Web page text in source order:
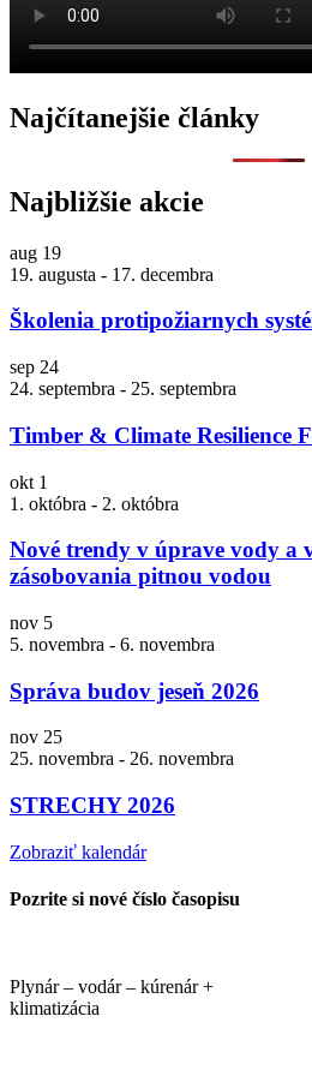
Najčítanejšie články
Najbližšie akcie
aug 19
19. augusta - 17. decembra
Školenia protipožiarnych
sep 24
24. septembra - 25. septembra
Timber & Climate Resilience
okt 1
1. októbra - 2. októbra
Nové trendy v úprave vody a
zásobovania pitnou vodou
nov 5
5. novembra - 6. novembra
Správa budov jeseň 2026
nov 25
25. novembra - 26. novembra
STRECHY 2026
Zobraziť kalendár
Pozrite si nové číslo časopisu
Plynár – vodár – kúrenár +
klimatizácia